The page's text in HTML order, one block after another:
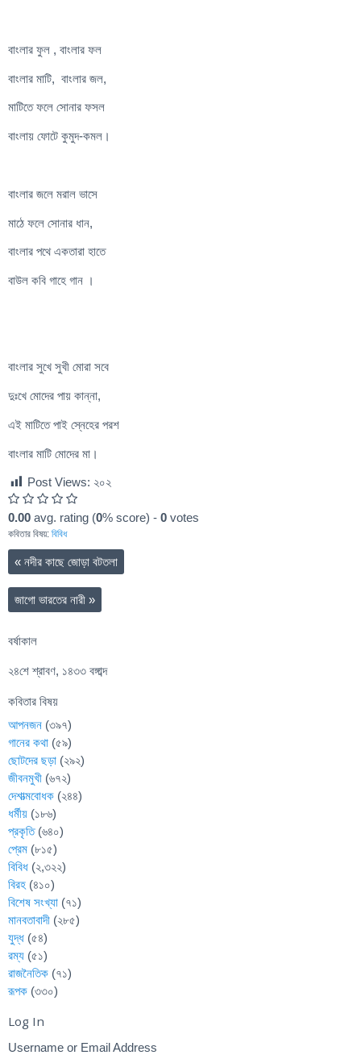
বাংলার ফুল , বাংলার ফল
বাংলার মাটি, বাংলার জল,
মাটিতে ফলে সোনার ফসল
বাংলায় ফোটে কুমুদ-কমল।
বাংলার জলে মরাল ভাসে
মাঠে ফলে সোনার ধান,
বাংলার পথে একতারা হাতে
বাউল কবি গাহে গান ।
বাংলার সুখে সুখী মোরা সবে
দুঃখে মোদের পায় কান্না,
এই মাটিতে পাই স্নেহের পরশ
বাংলার মাটি মোদের মা।
Post Views: ২০২
0.00 avg. rating (0% score) - 0 votes
কবিতার বিষয়: বিবিধ
« নদীর কাছে জোড়া বটতলা
জাগো ভারতের নারী »
বর্ষাকাল
২৪শে শ্রাবণ, ১৪৩৩ বঙ্গাব্দ
কবিতার বিষয়
আপনজন (৩৯৭)
গানের কথা (৫৯)
ছোটদের ছড়া (২৯২)
জীবনমুখী (৬৭২)
দেশাত্মবোধক (২৪৪)
ধর্মীয় (১৮৬)
প্রকৃতি(৬৪০)
প্রেম (৮১৫)
বিবিধ (২,৩২২)
বিরহ (৪১০)
বিশেষ সংখ্যা (৭১)
মানবতাবাদী (২৮৫)
যুদ্ধ (৫৪)
রম্য (৫১)
রাজনৈতিক (৭১)
রূপক (৩৩০)
Log In
Username or Email Address